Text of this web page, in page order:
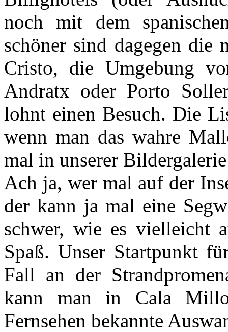
noch mit dem
schöner sind dagegen die
Cristo, die Umgebung
Andratx oder Porto
lohnt einen Besuch. Die
wenn man das wahre
mal in unserer
Ach ja, wer mal auf der
der kann ja mal eine
schwer, wie es vielleicht
Spaß. Unser Startpunkt
Fall an der
kann man in Cala
Fernsehen bekannte